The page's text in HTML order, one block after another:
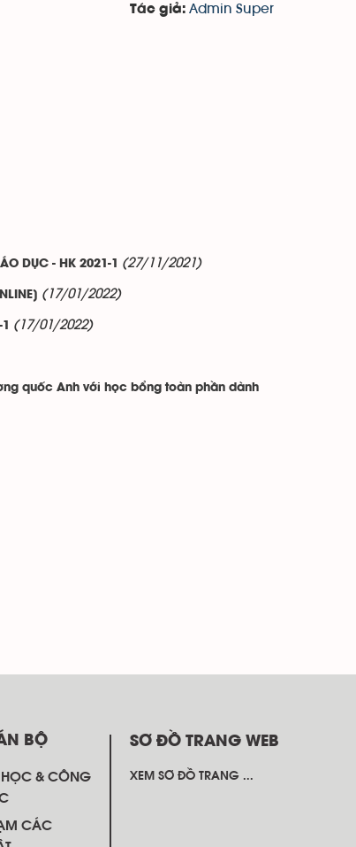
Tác giả: Admin Super
DỤC - HK 2021-1 (27/11/2021)
(17/01/2022)
(17/01/2022)
quốc Anh với học bổng toàn phần dành
BỘ
& CÔNG
CÁC
SƠ ĐỒ TRANG WEB
XEM SƠ ĐỒ TRANG ...